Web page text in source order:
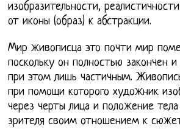
изобразительности,
от иконы (образ) к абстракции.
Мир живописца это почти мир
поскольку он полностью закончен
при этом лишь частичным.
при помощи которого художник
через черты лица и положение
зрителя своим отношением к